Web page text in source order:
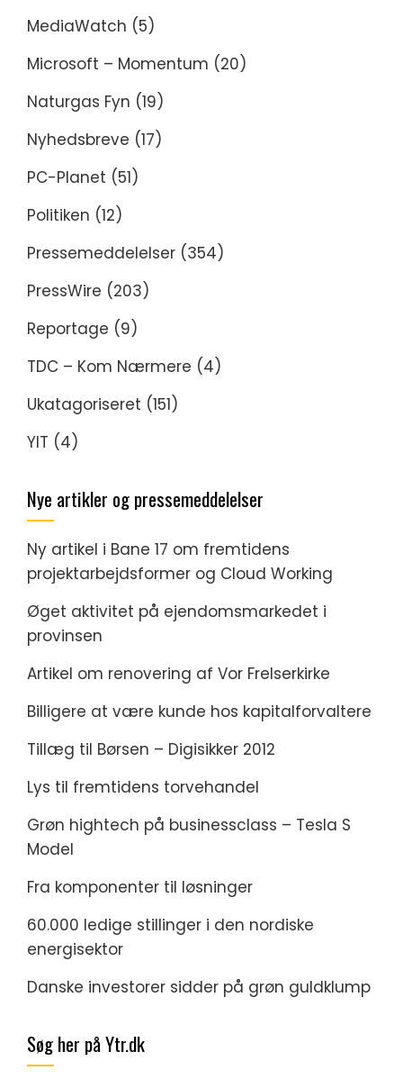
MediaWatch (5)
Microsoft – Momentum (20)
Naturgas Fyn (19)
Nyhedsbreve (17)
PC-Planet (51)
Politiken (12)
Pressemeddelelser (354)
PressWire (203)
Reportage (9)
TDC – Kom Nærmere (4)
Ukatagoriseret (151)
YIT (4)
Nye artikler og pressemeddelelser
Ny artikel i Bane 17 om fremtidens
projektarbejdsformer og Cloud Working
Øget aktivitet på ejendomsmarkedet i
provinsen
Artikel om renovering af Vor Frelserkirke
Billigere at være kunde hos kapitalforvaltere
Tillæg til Børsen – Digisikker 2012
Lys til fremtidens torvehandel
Grøn hightech på businessclass – Tesla S
Model
Fra komponenter til løsninger
60.000 ledige stillinger i den nordiske
energisektor
Danske investorer sidder på grøn guldklump
Søg her på Ytr.dk